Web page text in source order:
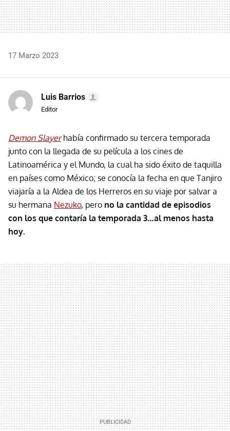
17 Marzo 2023
Luis Barrios
Editor
Demon Slayerhabía confirmado su tercera temporada
junto con la llegada de su película a los cines de
Latinoamérica y el Mundo, la cual ha sido éxito de taquilla
en países como México; se conocía la fecha en que Tanjiro
viajaría a la Aldea de los Herreros en su viaje por salvar a
su hermana Nezuko, pero no la cantidad de episodios
con los que contaría la temporada 3…al menos hasta
hoy.